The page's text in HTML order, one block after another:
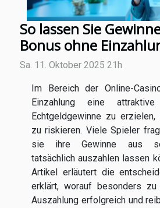
So lassen Sie
Bonus ohne
Sa. 11. Oktober 2025 21h
Im Bereich der Online-
Einzahlung eine
Echtgeldgewinne zu
zu riskieren. Viele Spieler
sie ihre Gewinne aus
tatsächlich auszahlen lassen
Artikel erläutert die
erklärt, worauf besonders
Auszahlung erfolgreich und